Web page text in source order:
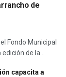
de
Fondo Municipal
de la...
capacita a